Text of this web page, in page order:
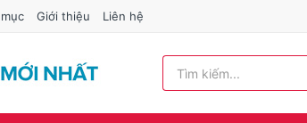
Giới thiệu Liên hệ